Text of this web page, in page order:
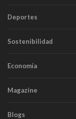
Deportes
Sostenibilidad
Economía
Magazine
Blogs